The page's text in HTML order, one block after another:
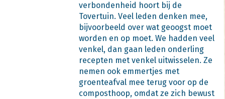
verbondenheid hoort bij de
Tovertuin. Veel leden denken mee,
bijvoorbeeld over wat geoogst moet
worden en op moet. We hadden veel
venkel, dan gaan leden onderling
recepten met venkel uitwisselen. Ze
nemen ook emmertjes met
groenteafval mee terug voor op de
composthoop, omdat ze zich bewust